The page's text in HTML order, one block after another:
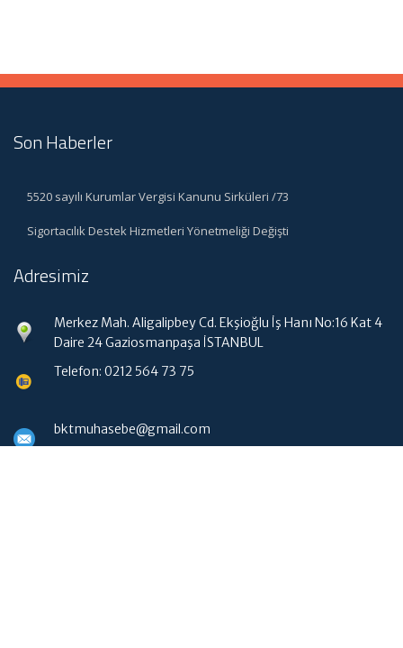
Son Haberler
5520 sayılı Kurumlar Vergisi Kanunu Sirküleri /73
Sigortacılık Destek Hizmetleri Yönetmeliği Değişti
Adresimiz
Merkez Mah. Aligalipbey Cd. Ekşioğlu İş Hanı No:16 Kat 4
Daire 24 Gaziosmanpaşa İSTANBUL
Telefon: 0212 564 73 75
bktmuhasebe@gmail.com